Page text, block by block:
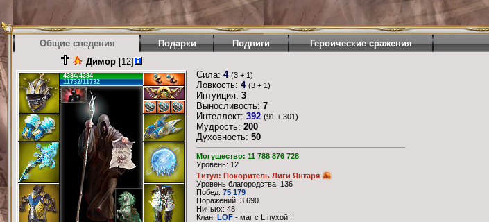
Общие сведения Подарки Подвиги
Героические сражения
Димор[12]
4384/4384
11732/11732
Сила: 4 (3 + 1)
Ловкость: 4 (3 + 1)
Интуиция: 3
Выносливость: 7
Интеллект: 392 (91 + 301)
Мудрость: 200
Духовность: 50
Могущество: 11 788 876 728
Уровень: 12
Титул: Покоритель Лиги Янтаря
Уровень благородства: 136
Побед: 75 179
Поражений: 3 690
Ничьих: 48
Клан: LOF - маг с L пухой!!!